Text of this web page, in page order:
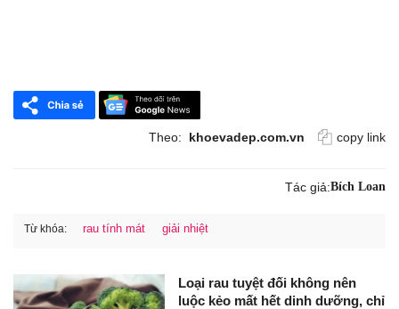
Theo: khoevadep.com.vn copy link
Tác giả:Bích Loan
Từ khóa: rau tính mát giải nhiệt
Loại rau tuyệt đối không nên
luộc kẻo mất hết dinh dưỡng, chỉ